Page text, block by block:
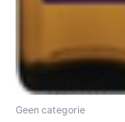
Geen categorie